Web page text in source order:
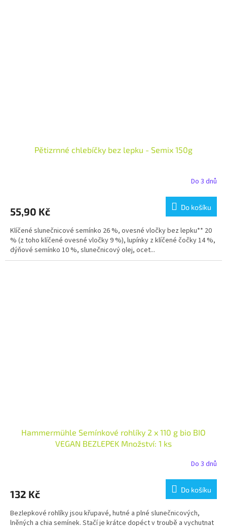
Pětizrnné chlebíčky bez lepku - Semix 150g
Do 3 dnů
55,90 Kč Do košíku
Klíčené slunečnicové semínko 26 %, ovesné vločky bez lepku** 20
% (z toho klíčené ovesné vločky 9 %), lupínky z klíčené čočky 14 %,
dýňové semínko 10 %, slunečnicový olej, ocet...
Hammermühle Semínkové rohlíky 2 x 110 g bio BIO
VEGAN BEZLEPEK Množství: 1 ks
Do 3 dnů
132 Kč Do košíku
Bezlepkové rohlíky jsou křupavé, hutné a plné slunečnicových,
lněných a chia semínek. Stačí je krátce dopéct v troubě a vychutnat